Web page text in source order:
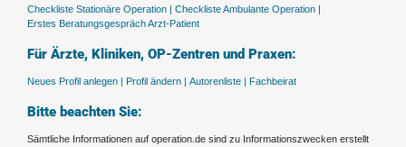
Checkliste Stationäre Operation |
Checkliste Ambulante Operation |
Erstes Beratungsgespräch Arzt-Patient
Für Ärzte, Kliniken, OP-Zentren und Praxen:
Neues Profil anlegen | Profil ändern | Autorenliste | Fachbeirat
Bitte beachten Sie:
Sämtliche Informationen auf operation.de sind zu Informationszwecken erstellt